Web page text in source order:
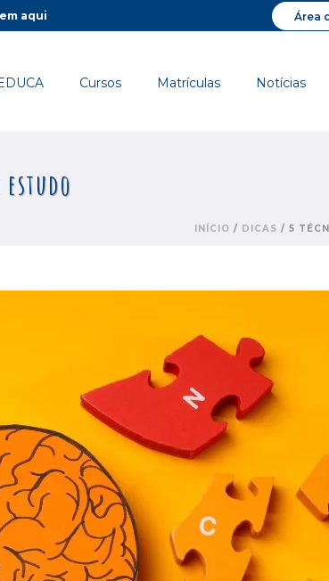
aqui Área
Cursos Matrículas Notícias
INÍCIO / DICAS / 5